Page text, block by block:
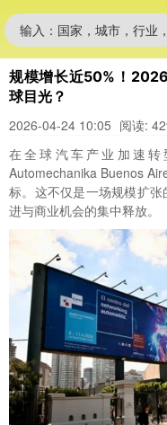
输入：国家，城市，行业
规模增长近50%！
球目光？
2026-04-24 10:05 阅读:
在全球汽车产业加速转
Automechanika Buenos
标。这不仅是一场规模扩
进与商业机会的集中释放。